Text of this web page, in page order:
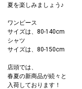
夏を楽しみましょう♪
ワンピース
サイズは、80-140cm
シャツ
サイズは、80-150cm
店頭では、
春夏の新商品が続々と
入荷しております！